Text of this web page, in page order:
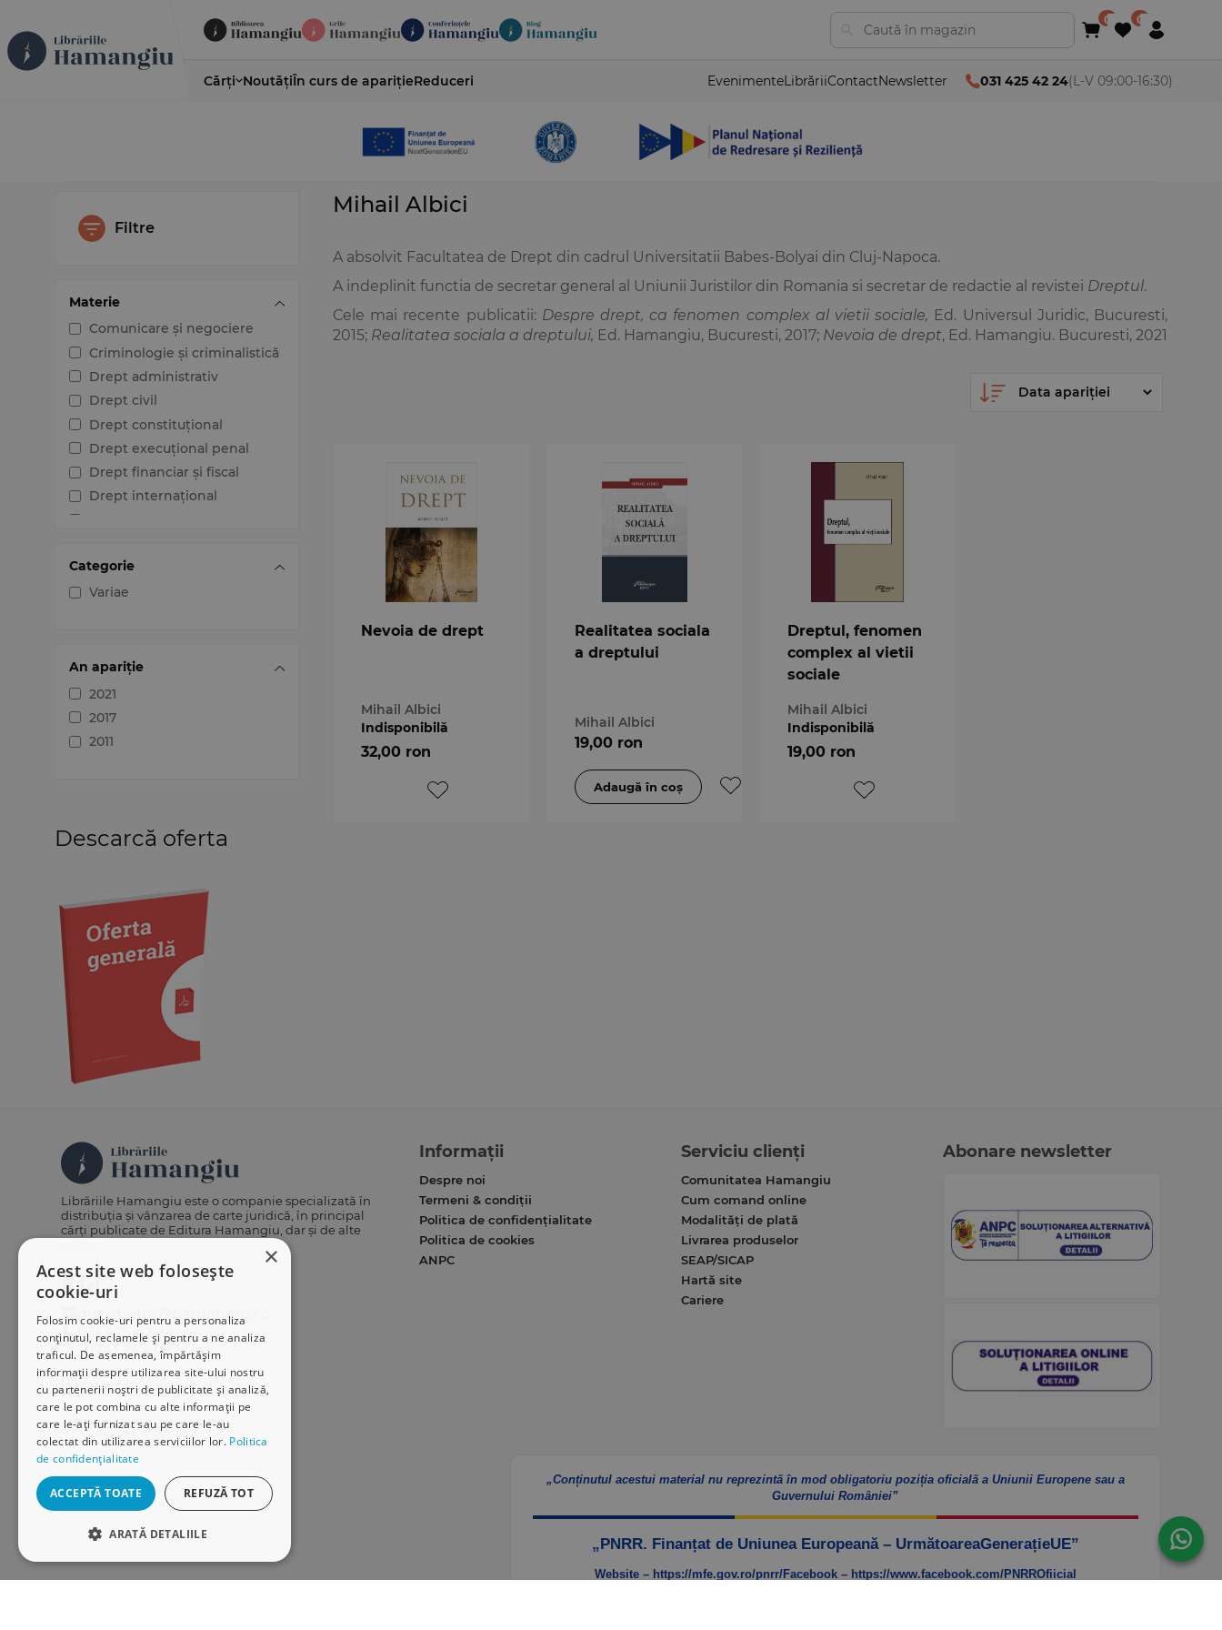
Cărți NoutățiÎn curs de aparițieReduceri EvenimenteLibrăriiContactNewsletter 031 425 42 24(L-V 09:00-16:30)
Filtre
Materie
Comunicare și negociere
Criminologie și criminalistică
Drept administrativ
Drept civil
Drept constituțional
Drept execuțional penal
Drept financiar și fiscal
Drept internațional
Drept procesual penal
Dreptul afacerilor
Dreptul muncii și securității
intelectuale
Medicină
Protecția drepturilor omului
Psihologie
Teoria generală a dreptului
Variae
Categorie
Variae
An apariție
2021
2017
2011
Descarcă oferta
Mihail Albici
A absolvit Facultatea de Drept din cadrul Universitatii Babes-Bolyai din Cluj-Napoca.
A indeplinit functia de secretar general al Uniunii Juristilor din Romania si secretar de redactie al revistei Dreptul.
Cele mai recente publicatii: Despre drept, ca fenomen complex al vietii sociale, Ed. Universul Juridic, Bucuresti,
2015; Realitatea sociala a dreptului, Ed. Hamangiu, Bucuresti, 2017; Nevoia de drept, Ed. Hamangiu. Bucuresti, 2021
Nevoia de drept
Mihail Albici
Indisponibilă
32,00 ron
Realitatea sociala
a dreptului
Mihail Albici
19,00 ron
Dreptul, fenomen
complex al vietii
sociale
Mihail Albici
Indisponibilă
19,00 ron
×
Acest site web folosește
cookie-uri
Folosim cookie-uri pentru a personaliza
conținutul, reclamele și pentru a ne analiza
traficul. De asemenea, împărtășim
informații despre utilizarea site-ului nostru
cu partenerii noștri de publicitate și analiză,
care le pot combina cu alte informații pe
care le-ați furnizat sau pe care le-au
colectat din utilizarea serviciilor lor. Politica
de confidențialitate
ACCEPTĂ TOATE REFUZĂ TOT
ARATĂ DETALIILE
Librăriile Hamangiu este o companie specializată în
distribuția și vânzarea de carte juridică, în principal
cărți publicate de Editura Hamangiu, dar și de alte
distributie@hamangiu.ro
031 425 42 24
0741 244 032
Informații
Despre noi
Termeni & condiții
Politica de confidențialitate
Politica de cookies
ANPC
Serviciu clienți
Comunitatea Hamangiu
Cum comand online
Modalități de plată
Livrarea produselor
SEAP/SICAP
Hartă site
Cariere
Abonare newsletter
„Conținutul acestui material nu reprezintă în mod obligatoriu poziția oficială a Uniunii Europene sau a
Guvernului României”
„PNRR. Finanțat de Uniunea Europeană – UrmătoareaGenerațieUE”
Website – https://mfe.gov.ro/pnrr/Facebook – https://www.facebook.com/PNRROfiicial